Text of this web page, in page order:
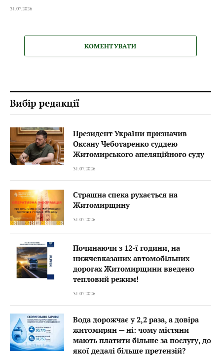
31.07.2026
КОМЕНТУВАТИ
Вибір редакції
Президент України призначив
Оксану Чеботаренко суддею
Житомирського апеляційного суду
31.07.2026
Страшна спека рухається на
Житомирщину
31.07.2026
Починаючи з 12-ї години, на
нижчевказаних автомобільних
дорогах Житомирщини введено
тепловий режим!
31.07.2026
Вода дорожчає у 2,2 раза, а довіра
житомирян — ні: чому містяни
мають платити більше за послугу, до
якої дедалі більше претензій?